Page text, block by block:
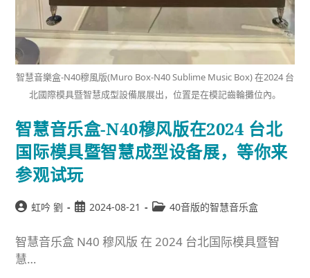
智慧音樂盒-N40穆風版(Muro Box-N40 Sublime Music Box) 在2024 台
北國際模具暨智慧成型設備展展出，位置是在模記齒輪攤位內。
智慧音乐盒-N40穆风版在2024 台北
国际模具暨智慧成型设备展，等你来
参观试玩
虹吟 劉 2024-08-21 40音版的智慧音乐盒
智慧音乐盒 N40 穆风版 在 2024 台北国际模具暨智
慧…